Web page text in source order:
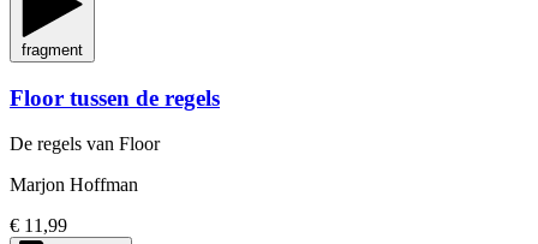
fragment
Floor tussen de regels
De regels van Floor
Marjon Hoffman
€ 11,99